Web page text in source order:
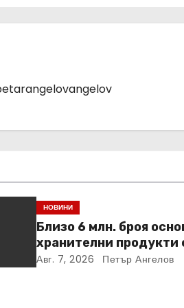
НОВИНИ
Близо 6 млн. броя
хранителни продукти
закупени от „Кошница
Авг. 7, 2026 Петър Ангелов